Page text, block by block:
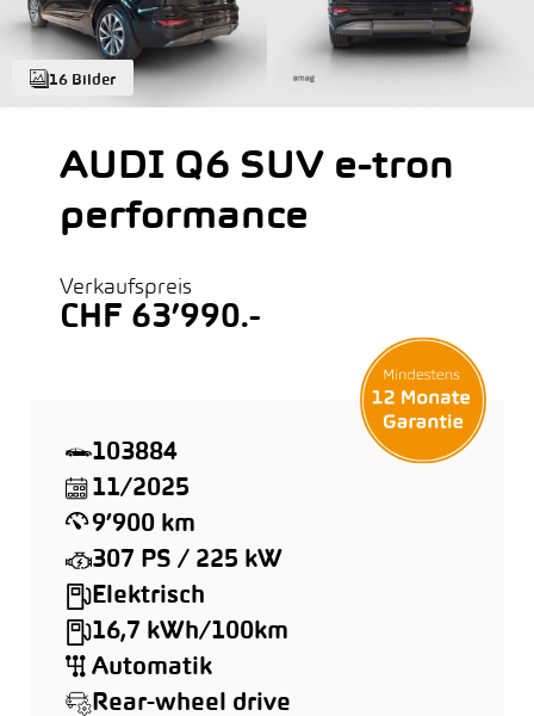
16 Bilder
AUDI Q6 SUV e-tron
performance
Verkaufspreis
CHF 63’990.-
103884
11/2025
9’900 km
307 PS / 225 kW
Elektrisch
16,7 kWh/100km
Automatik
Rear-wheel drive